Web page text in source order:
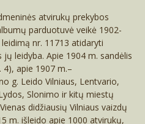
atvirukų prekybos
parduotuvė veikė 1902-
nr. 11713 atidaryti
leidyba. Apie 1904 m. sandėlis
apie 1907 m.–
g. Leido Vilniaus, Lentvario,
Slonimo ir kitų miestų
didžiausių Vilniaus vaizdų
m. išleido apie 1000 atvirukų,